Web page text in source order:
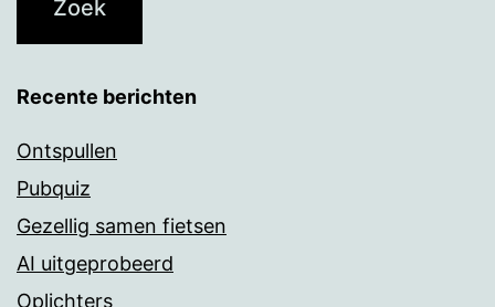
Recente berichten
Ontspullen
Pubquiz
Gezellig samen fietsen
AI uitgeprobeerd
Oplichters